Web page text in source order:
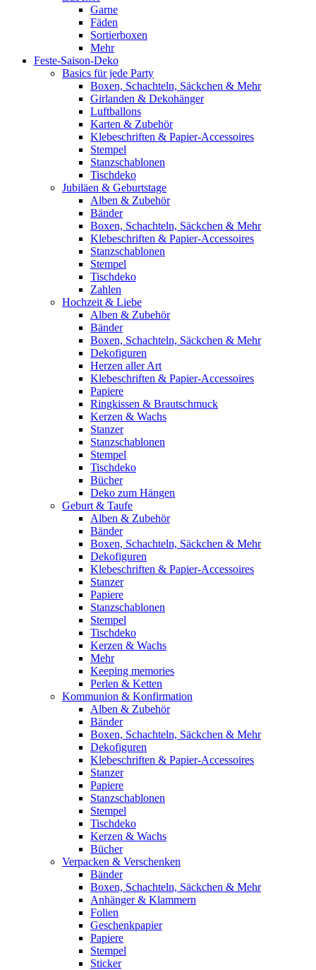
Garne
Fäden
Sortierboxen
Mehr
Feste-Saison-Deko
Basics für jede Party
Boxen, Schachteln, Säckchen & Mehr
Girlanden & Dekohänger
Luftballons
Karten & Zubehör
Klebeschriften & Papier-Accessoires
Stempel
Stanzschablonen
Tischdeko
Jubiläen & Geburtstage
Alben & Zubehör
Bänder
Boxen, Schachteln, Säckchen & Mehr
Klebeschriften & Papier-Accessoires
Stanzschablonen
Stempel
Tischdeko
Zahlen
Hochzeit & Liebe
Alben & Zubehör
Bänder
Boxen, Schachteln, Säckchen & Mehr
Dekofiguren
Herzen aller Art
Klebeschriften & Papier-Accessoires
Papiere
Ringkissen & Brautschmuck
Kerzen & Wachs
Stanzer
Stanzschablonen
Stempel
Tischdeko
Bücher
Deko zum Hängen
Geburt & Taufe
Alben & Zubehör
Bänder
Boxen, Schachteln, Säckchen & Mehr
Dekofiguren
Klebeschriften & Papier-Accessoires
Stanzer
Papiere
Stanzschablonen
Stempel
Tischdeko
Kerzen & Wachs
Mehr
Keeping memories
Perlen & Ketten
Kommunion & Konfirmation
Alben & Zubehör
Bänder
Boxen, Schachteln, Säckchen & Mehr
Dekofiguren
Klebeschriften & Papier-Accessoires
Stanzer
Papiere
Stanzschablonen
Stempel
Tischdeko
Kerzen & Wachs
Bücher
Verpacken & Verschenken
Bänder
Boxen, Schachteln, Säckchen & Mehr
Anhänger & Klammern
Folien
Geschenkpapier
Papiere
Stempel
Sticker